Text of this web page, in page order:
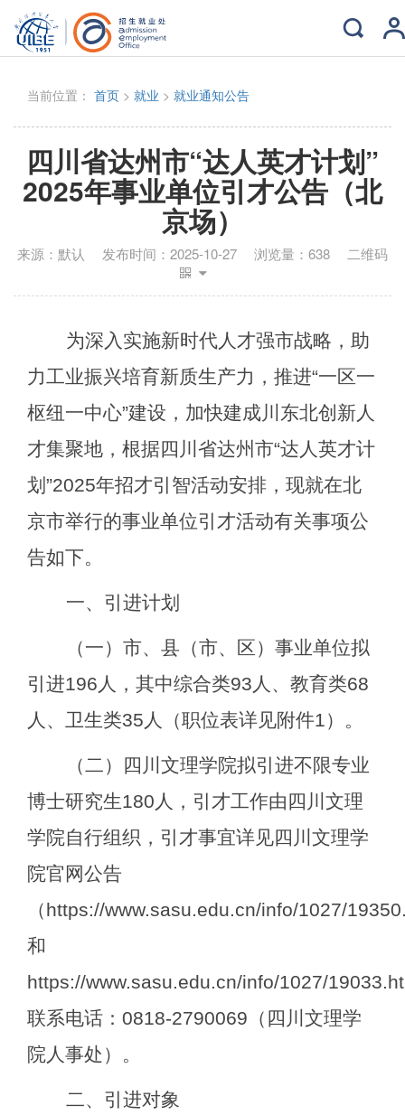
当前位置： 首页 > 就业 > 就业通知公告
四川省达州市“达人英才计划”
2025年事业单位引才公告（北
京场）
来源： 默认 发布时间： 2025-10-27 浏览量： 638 二维码
为深入实施新时代人才强市战略，助
力工业振兴培育新质生产力，推进“一区一
枢纽一中心”建设，加快建成川东北创新人
才集聚地，根据四川省达州市“达人英才计
划 ”2025年招才引智活动安排，现就在北
京市举行的事业单位引才活动有关事项公
告如下。
一、引进计划
（一）市、县（市、区）事业单位拟
引进196人，其中综合类93人、教育类68
人 、卫生类35人 （职位表详见附件1）。
（二）四川文理学院拟引进不限专业
博士研究生180人，引才工作由四川文理
学院自行组织，引才事宜详见四川文理学
院官网公告
（https://www.sasu.edu.cn/info/1027/
和
https://www.sasu.edu.cn/info/1027/
联系电话： 0818-2790069 （四川文理学
院人事处）。
二、引进对象